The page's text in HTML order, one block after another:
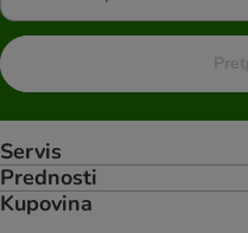
Servis
Prednosti
Kupovina